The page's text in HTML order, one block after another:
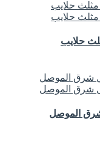
حلايب
شرق الموصل